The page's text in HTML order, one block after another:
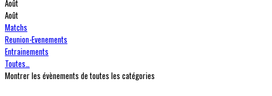
Août
Août
Matchs
Reunion-Evenements
Entrainements
Toutes…
Montrer les évènements de toutes les catégories